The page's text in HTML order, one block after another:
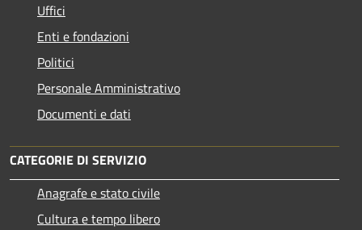
Uffici
Enti e fondazioni
Politici
Personale Amministrativo
Documenti e dati
CATEGORIE DI SERVIZIO
Anagrafe e stato civile
Cultura e tempo libero